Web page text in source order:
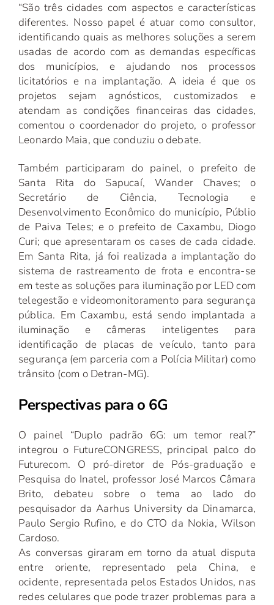
“São três cidades com aspectos e características
diferentes. Nosso papel é atuar como consultor,
identificando quais as melhores soluções a serem
usadas de acordo com as demandas específicas
dos municípios, e ajudando nos processos
licitatórios e na implantação. A ideia é que os
projetos sejam agnósticos, customizados e
atendam as condições financeiras das cidades,
comentou o coordenador do projeto, o professor
Leonardo Maia, que conduziu o debate.
Também participaram do painel, o prefeito de
Santa Rita do Sapucaí, Wander Chaves; o
Secretário de Ciência, Tecnologia e
Desenvolvimento Econômico do município, Públio
de Paiva Teles; e o prefeito de Caxambu, Diogo
Curi; que apresentaram os cases de cada cidade.
Em Santa Rita, já foi realizada a implantação do
sistema de rastreamento de frota e encontra-se
em teste as soluções para iluminação por LED com
telegestão e videomonitoramento para segurança
pública. Em Caxambu, está sendo implantada a
iluminação e câmeras inteligentes para
identificação de placas de veículo, tanto para
segurança (em parceria com a Polícia Militar) como
trânsito (com o Detran-MG).
Perspectivas para o 6G
O painel “Duplo padrão 6G: um temor real?”
integrou o FutureCONGRESS, principal palco do
Futurecom. O pró-diretor de Pós-graduação e
Pesquisa do Inatel, professor José Marcos Câmara
Brito, debateu sobre o tema ao lado do
pesquisador da Aarhus University da Dinamarca,
Paulo Sergio Rufino, e do CTO da Nokia, Wilson
Cardoso.
As conversas giraram em torno da atual disputa
entre oriente, representado pela China, e
ocidente, representada pelos Estados Unidos, nas
redes celulares que pode trazer problemas para a